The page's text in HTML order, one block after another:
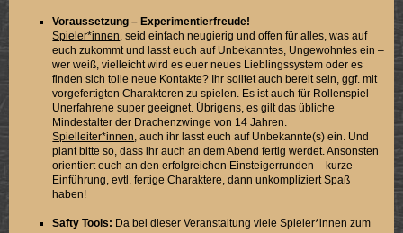
Voraussetzung – Experimentierfreude!
Spieler*innen, seid einfach neugierig und offen für alles, was auf
euch zukommt und lasst euch auf Unbekanntes, Ungewohntes ein –
wer weiß, vielleicht wird es euer neues Lieblingssystem oder es
finden sich tolle neue Kontakte? Ihr solltet auch bereit sein, ggf. mit
vorgefertigten Charakteren zu spielen. Es ist auch für Rollenspiel-
Unerfahrene super geeignet. Übrigens, es gilt das übliche
Mindestalter der Drachenzwinge von 14 Jahren.
Spielleiter*innen, auch ihr lasst euch auf Unbekannte(s) ein. Und
plant bitte so, dass ihr auch an dem Abend fertig werdet. Ansonsten
orientiert euch an den erfolgreichen Einsteigerrunden – kurze
Einführung, evtl. fertige Charaktere, dann unkompliziert Spaß
haben!
Safty Tools: Da bei dieser Veranstaltung viele Spieler*innen zum